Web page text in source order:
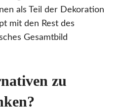
als Teil der Dekoration
mit den Rest des
Gesamtbild
zu